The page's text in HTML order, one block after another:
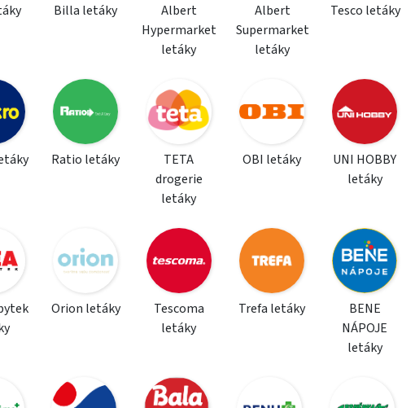
Billa letáky
Albert
Hypermarket
letáky
Albert
Supermarket
letáky
Tesco letáky
Ratio letáky
TETA
drogerie
letáky
OBI letáky
UNI HOBBY
letáky
Orion letáky
Tescoma
letáky
Trefa letáky
BENE
NÁPOJE
letáky